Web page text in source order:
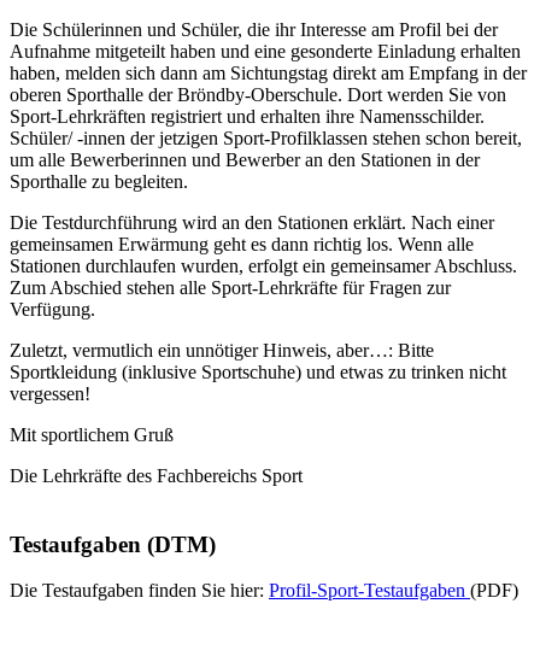
Die Schülerinnen und Schüler, die ihr Interesse am Profil bei der
Aufnahme mitgeteilt haben und eine gesonderte Einladung erhalten
haben, melden sich dann am Sichtungstag direkt am Empfang in der
oberen Sporthalle der Bröndby-Oberschule. Dort werden Sie von
Sport-Lehrkräften registriert und erhalten ihre Namensschilder.
Schüler/ -innen der jetzigen Sport-Profilklassen stehen schon bereit,
um alle Bewerberinnen und Bewerber an den Stationen in der
Sporthalle zu begleiten.
Die Testdurchführung wird an den Stationen erklärt. Nach einer
gemeinsamen Erwärmung geht es dann richtig los. Wenn alle
Stationen durchlaufen wurden, erfolgt ein gemeinsamer Abschluss.
Zum Abschied stehen alle Sport-Lehrkräfte für Fragen zur
Verfügung.
Zuletzt, vermutlich ein unnötiger Hinweis, aber…: Bitte
Sportkleidung (inklusive Sportschuhe) und etwas zu trinken nicht
vergessen!
Mit sportlichem Gruß
Die Lehrkräfte des Fachbereichs Sport
Testaufgaben (DTM)
Die Testaufgaben finden Sie hier: Profil-Sport-Testaufgaben (PDF)